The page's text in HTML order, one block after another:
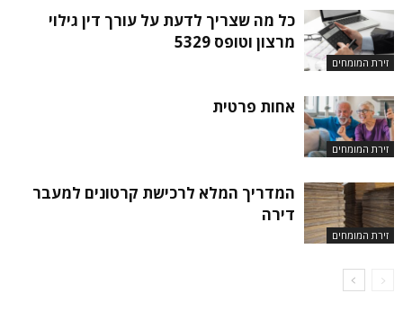
זירת המומחים
כל מה שצריך לדעת על עורך דין גילוי
מרצון וטופס 5329
זירת המומחים
אחות פרטית
זירת המומחים
המדריך המלא לרכישת קרטונים למעבר
דירה